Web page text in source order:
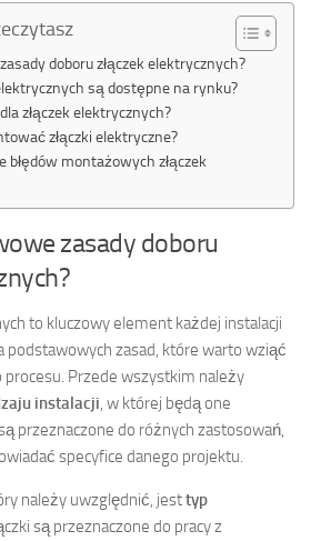
doboru złączek elektrycznych?
są dostępne na rynku?
złączek elektrycznych?
złączki elektryczne?
błędów montażowych złączek
zasady doboru
to kluczowy element każdej instalacji
podstawowych zasad, które warto wziąć
procesu. Przede wszystkim należy
instalacji , w której będą one
przeznaczone do różnych zastosowań,
specyfice danego projektu.
należy uwzględnić, jesttyp
są przeznaczone do pracy z